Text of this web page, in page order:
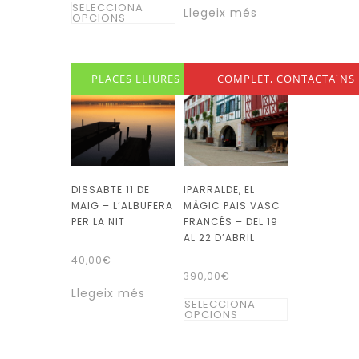
SELECCIONA
OPCIONS
producte
diverses
variants.
Les
opcions
es
triar
la
del
producte
Llegeix més
PLACES LLIURES
DISSABTE 11 DE
MAIG – L’ALBUFERA
PER LA NIT
40,00€
Llegeix més
COMPLET, CONTACTA´NS
IPARRALDE, EL
MÀGIC PAIS VASC
FRANCÉS – DEL 19
AL 22 D’ABRIL
390,00€
SELECCIONA
OPCIONS